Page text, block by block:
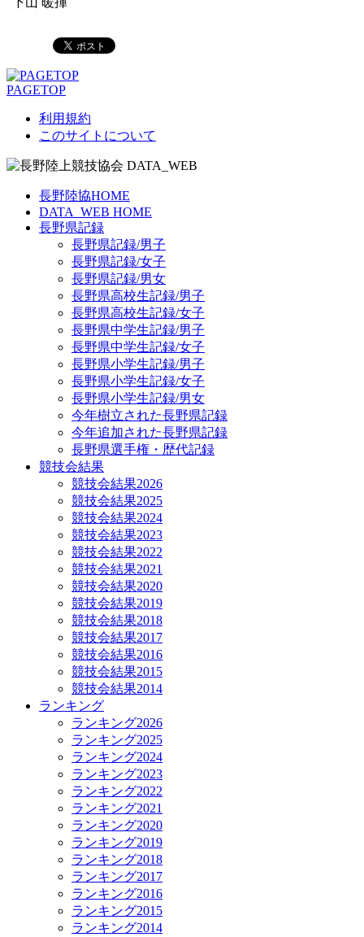
PAGETOP
利用規約
このサイトについて
長野陸協HOME
DATA_WEB HOME
長野県記録
長野県記録/男子
長野県記録/女子
長野県記録/男女
長野県高校生記録/男子
長野県高校生記録/女子
長野県中学生記録/男子
長野県中学生記録/女子
長野県小学生記録/男子
長野県小学生記録/女子
長野県小学生記録/男女
今年樹立された長野県記録
今年追加された長野県記録
長野県選手権・歴代記録
競技会結果
競技会結果2026
競技会結果2025
競技会結果2024
競技会結果2023
競技会結果2022
競技会結果2021
競技会結果2020
競技会結果2019
競技会結果2018
競技会結果2017
競技会結果2016
競技会結果2015
競技会結果2014
ランキング
ランキング2026
ランキング2025
ランキング2024
ランキング2023
ランキング2022
ランキング2021
ランキング2020
ランキング2019
ランキング2018
ランキング2017
ランキング2016
ランキング2015
ランキング2014